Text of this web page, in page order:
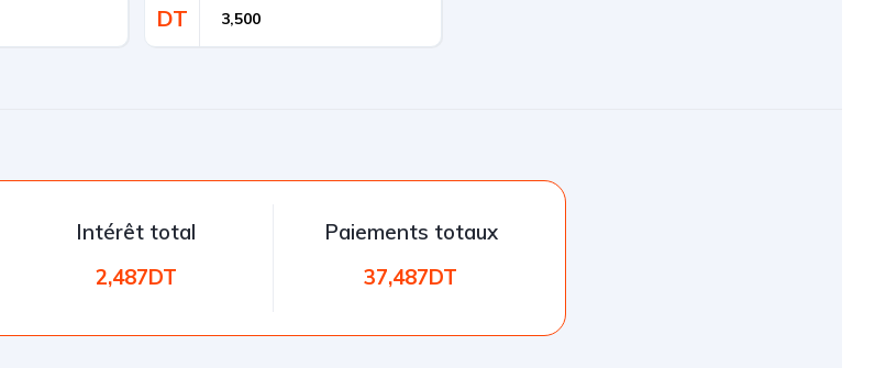
DT
Intérêt total
2,487DT
Paiements totaux
37,487DT